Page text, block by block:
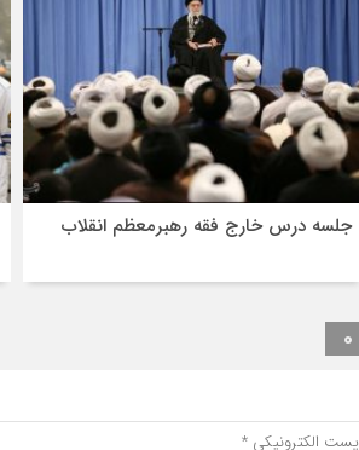
جلسه درس خارج فقه رهبرمعظم انقلاب